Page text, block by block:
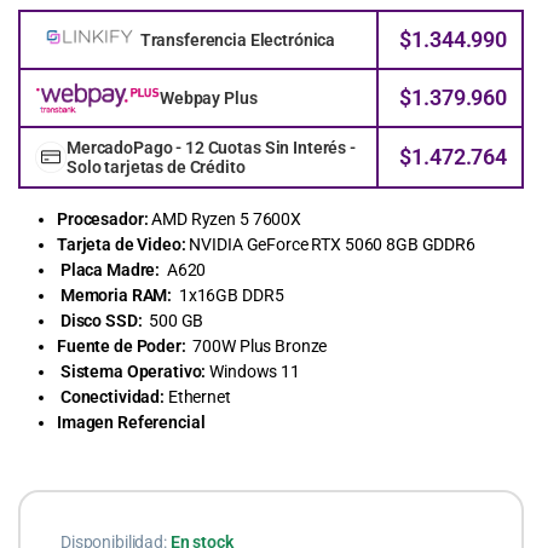
Transferencia Electrónica $1.344.990
Webpay Plus $1.379.960
MercadoPago - 12 Cuotas Sin Interés -
Solo tarjetas de Crédito
$1.472.764
Procesador:AMD Ryzen 5 7600X
Tarjeta de Video: NVIDIA GeForce RTX 5060 8GB GDDR6
Placa Madre: A620
Memoria RAM: 1x16GB DDR5
Disco SSD: 500 GB
Fuente de Poder:700W Plus Bronze
Sistema Operativo:Windows 11
Conectividad: Ethernet
Imagen Referencial
Disponibilidad: En stock